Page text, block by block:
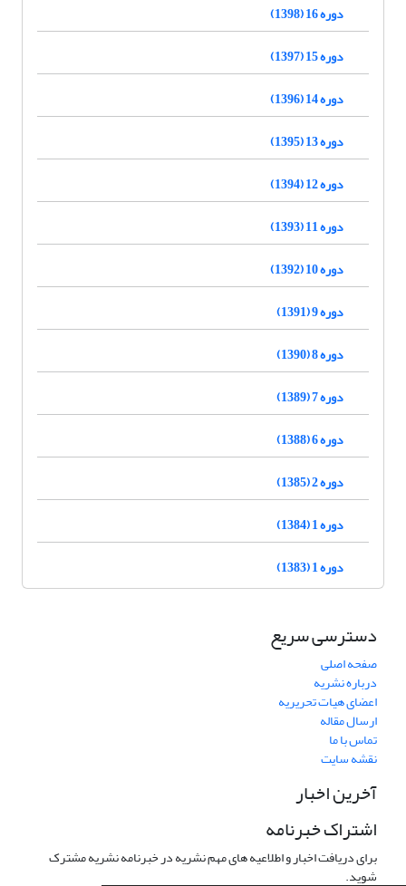
دوره 16 (1398)
دوره 15 (1397)
دوره 14 (1396)
دوره 13 (1395)
دوره 12 (1394)
دوره 11 (1393)
دوره 10 (1392)
دوره 9 (1391)
دوره 8 (1390)
دوره 7 (1389)
دوره 6 (1388)
دوره 2 (1385)
دوره 1 (1384)
دوره 1 (1383)
دسترسی سریع
صفحه اصلی
درباره نشریه
اعضای هیات تحریریه
ارسال مقاله
تماس با ما
نقشه سایت
آخرین اخبار
اشتراک خبرنامه
برای دریافت اخبار و اطلاعیه های مهم نشریه در خبرنامه نشریه مشترک
شوید.